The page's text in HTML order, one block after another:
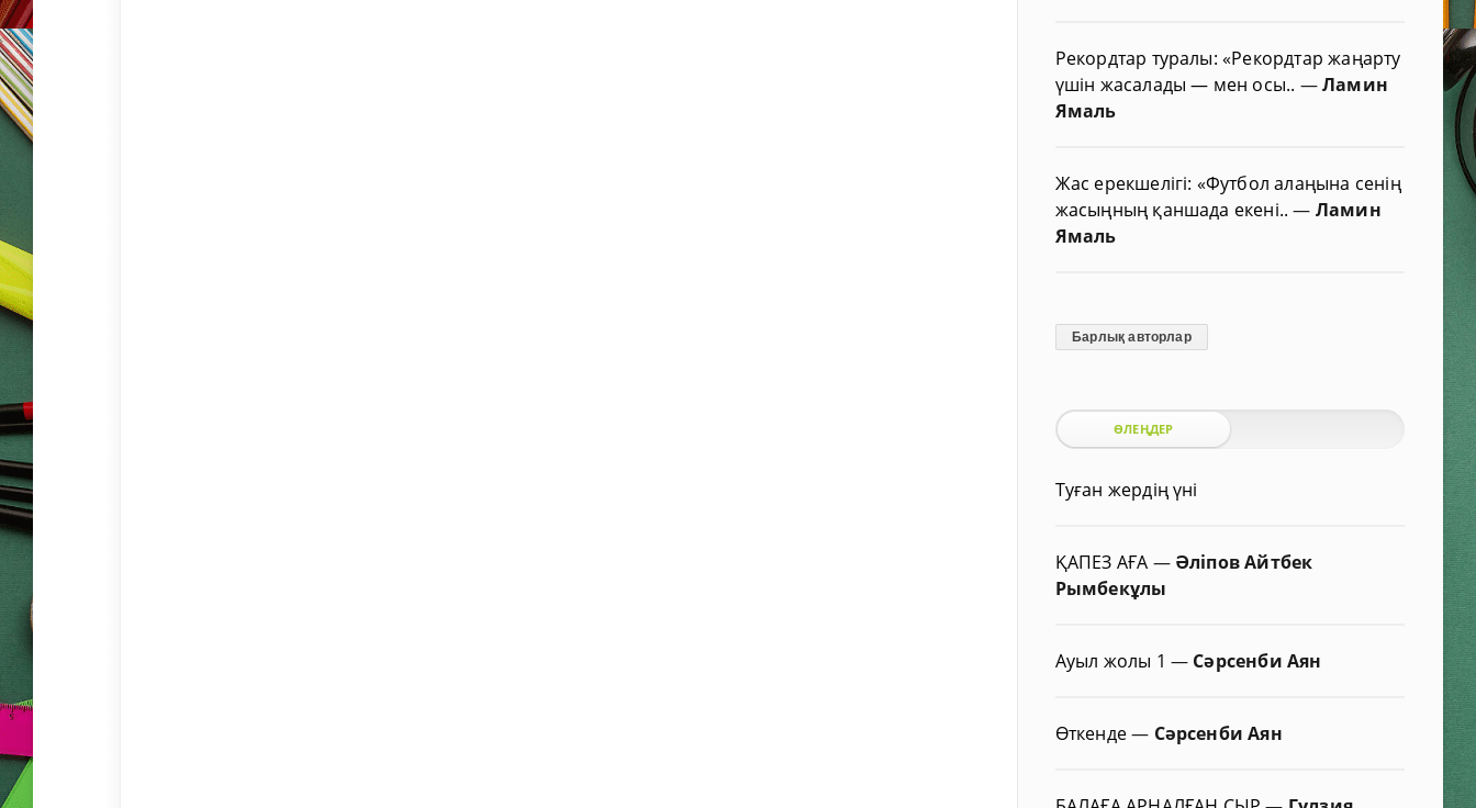
Рекордтар туралы: «Рекордтар жаңарту
үшін жасалады — мен осы.. —Ламин
Ямаль
Жас ерекшелігі: «Футбол алаңына сенің
жасыңның қаншада екені..— Ламин
Ямаль
Барлық авторлар
ӨЛЕҢДЕР
Туған жердің үні
ҚАПЕЗ АҒА — Әліпов Айтбек
Рымбекұлы
Ауыл жолы 1 — Сәрсенби Аян
Өткенде— Сәрсенби Аян